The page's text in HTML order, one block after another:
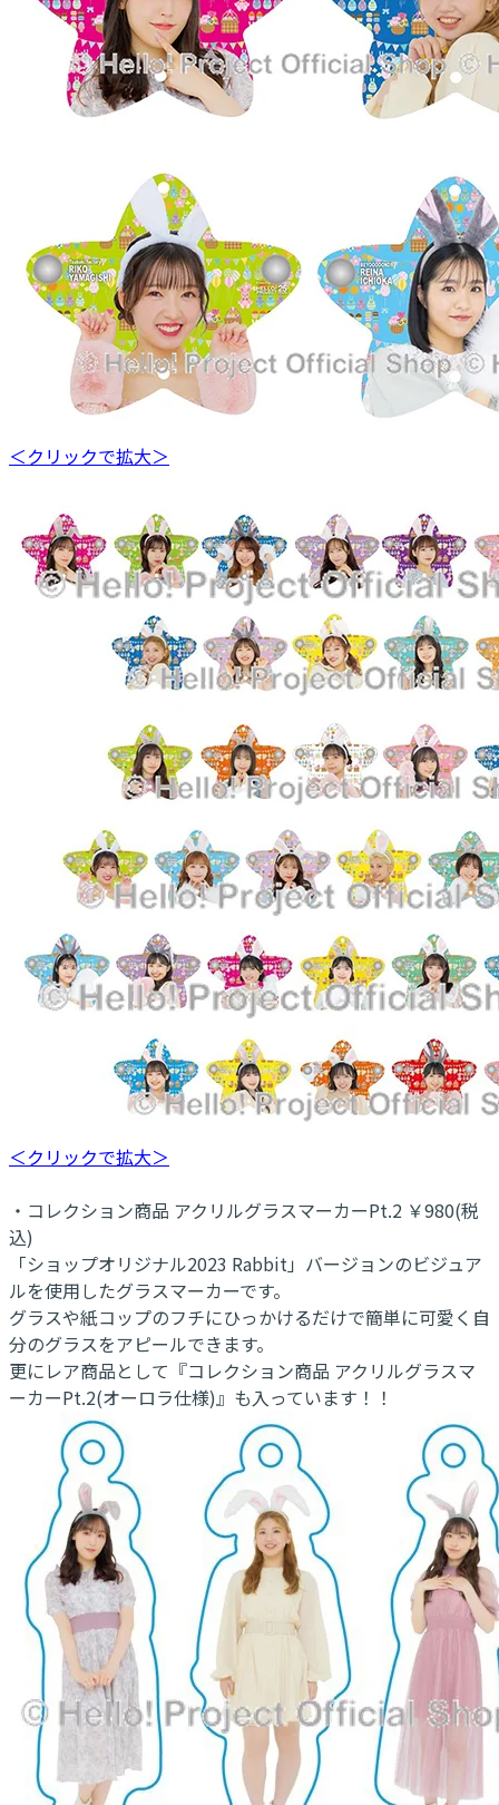
＜クリックで拡大＞
＜クリックで拡大＞
・コレクション商品 アクリルグラスマーカーPt.2 ￥980(税
込)
「ショップオリジナル2023 Rabbit」バージョンのビジュア
ルを使用したグラスマーカーです。
グラスや紙コップのフチにひっかけるだけで簡単に可愛く自
分のグラスをアピールできます。
更にレア商品として『コレクション商品 アクリルグラスマ
ーカーPt.2(オーロラ仕様)』も入っています！！